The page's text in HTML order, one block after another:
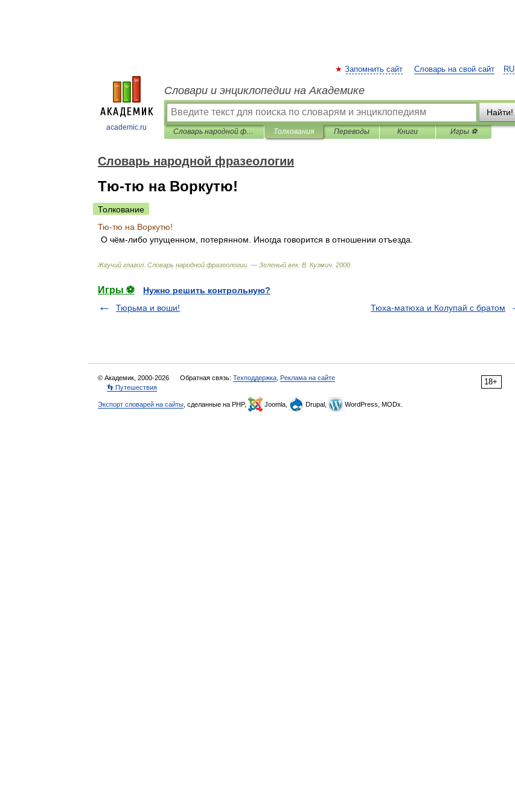
academic.ru
RU
Запомнить сайт Словарь на свой сайт
Словари и энциклопедии на Академике
Найти!
Словарь народной фразеологии Толкования Переводы Книги Игры ⚽
Словарь народной фразеологии
Тю-тю на Воркутю!
Толкование
Тю-тю на Воркутю!
О чём-либо упущенном потерянном Иногда говорится в отношении отъезда
Жгучий глагол: Словарь народной фразеологии . — Зеленый век. В Кузмич 2000
Игры ⚽
Нужно решить контрольную?
Тюрьма и воши!
Тюха-матюха и Колупай с братом
18+
© Академик, 2000-2026 Обратная связь: Техподдержка Реклама на сайте
👣 Путешествия
Экспорт словарей на сайты , сделанные на PHP, Joomla, Drupal, WordPress, MODx.